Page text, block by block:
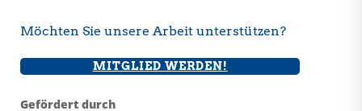
Möchten Sie unsere Arbeit unterstützen?
MITGLIED WERDEN!
Gefördert durch